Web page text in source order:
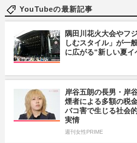
YouTubeの最新記事
隅田川花火大会やフ
しむスタイル」が一
に広がる“新しい夏
岸谷五朗の長男・岸
煙者による多額の税
バコ害で生じる社会
実情
週刊女性PRIME